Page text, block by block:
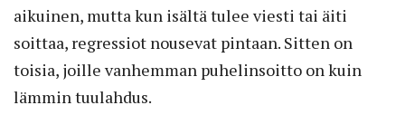
aikuinen, mutta kun isältä tulee viesti tai äiti
soittaa, regressiot nousevat pintaan. Sitten on
toisia, joille vanhemman puhelinsoitto on kuin
lämmin tuulahdus.